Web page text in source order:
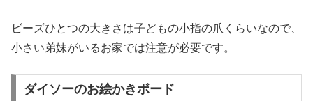
ビーズひとつの大きさは子どもの小指の爪くらいなので、
小さい弟妹がいるお家では注意が必要です。
ダイソーのお絵かきボード